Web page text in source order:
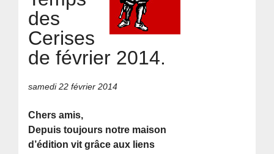
des
Cerises
de février 2014.
samedi 22 février 2014
Chers amis,
Depuis toujours notre maison
d’édition vit grâce aux liens